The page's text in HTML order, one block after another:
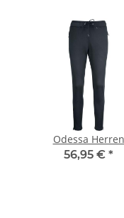
Odessa Herren
56,95 € *